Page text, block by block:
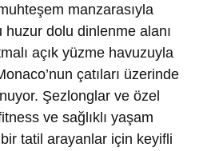
manzarasıyla
huzur dolu dinlenme alanı
açık yüzme havuzuyla
çatıları üzerinde
Şezlonglar ve özel
ve sağlıklı yaşam
bir tatil arayanlar için keyifli